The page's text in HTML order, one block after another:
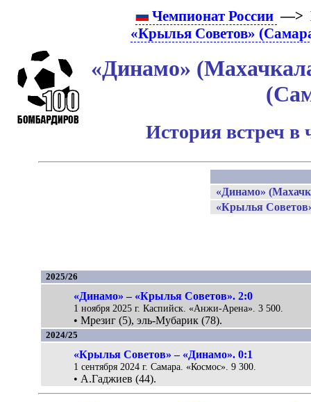
Чемпионат России —>
«Крылья Советов»
«Динамо»
История встреч в
«Динамо»
«Крылья
2025/26
«Динамо» – «Крылья Советов». 2:0
1 ноября 2025 г. Каспийск. «Анжи-Арена». 3 500.
• Мрезиг (5), эль-Мубарик (78).
2024/25
«Крылья Советов» – «Динамо». 0:1
1 сентября 2024 г. Самара. «Космос». 9 300.
• А.Гаджиев (44).